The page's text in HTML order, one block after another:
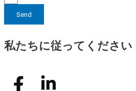
Send
私たちに従ってください